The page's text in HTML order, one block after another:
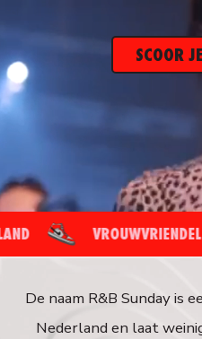
SCOOR
De naam R&B Sunday is
Nederland en laat